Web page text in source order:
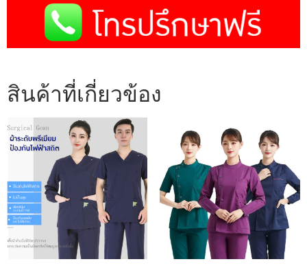
สินค้าที่เกี่ยวข้อง